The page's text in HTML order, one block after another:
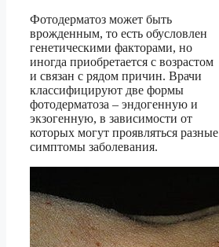
Фотодерматоз может быть
врожденным, то есть обусловлен
генетическими факторами, но
иногда приобретается с возрастом
и связан с рядом причин. Врачи
классифицируют две формы
фотодерматоза – эндогенную и
экзогенную, в зависимости от
которых могут проявляться разные
симптомы заболевания.